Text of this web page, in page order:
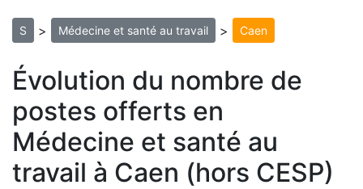
S > Médecine et santé au travail > Caen
Évolution du nombre de
postes offerts en
Médecine et santé au
travail à Caen (hors CESP)